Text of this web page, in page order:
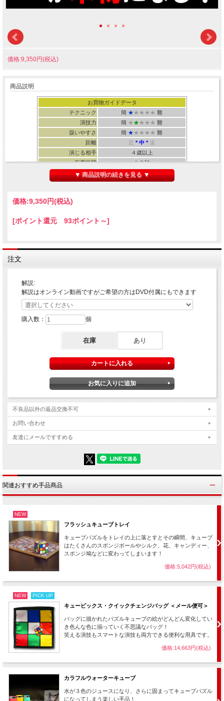
価格:9,350円(税込)
商品説明
お買物ガイドデータ
テクニック
簡 ★★★★★ 難
演技力
簡 ★★★★★ 難
扱いやすさ
簡 ★★★★★ 難
距離
近 * 中 * 遠
演じる相手
４歳以上
所要時間
１０秒
絵のルービックキューブが本物に！
カタログイラストのルービックキューブが
何のカバーもなく一瞬で本物になって出てきます！
（カタログにあった元のイラストは消えています。）
▼ 商品説明の続きを見る ▼
価格:9,350円(税込)
[ポイント還元 93ポイント～]
注文
解説:
解説はオンライン動画ですがご希望の方はDVD付属にもできます
購入数： 個
在庫 あり
不良品以外の返品交換不可
お問い合わせ
友達にメールですすめる
関連おすすめ手品商品
NEW
フラッシュキューブトレイ
キューブパズルをトレイの上に落とすとその瞬間、キューブ
はたくさんのスポンジボールやシルク、花、キャンディー、
スポンジ鳩などに変わってしまいます！
価格:5,042円(税込)
NEW PICK UP
キュービックス・クイックチェンジバッグ ＜メール便可＞
バッグに描かれたパズルキューブの絵がどんどん変化してい
き色んな色に揃っていく不思議なバッグ！
笑える演技もスマートな演技も両方できる便利な用具です。
価格:14,663円(税込)
カラフルウォーターキューブ
水が３色のジュースになり、さらに固まってキューブパズル
になってしまう楽しい手品！